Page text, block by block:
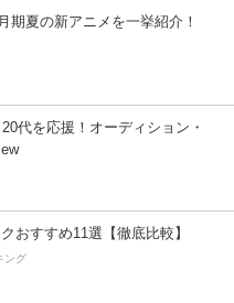
期夏の新アニメを一挙紹介！
代を応援！オーディション・
おすすめ11選【徹底比較】
ング